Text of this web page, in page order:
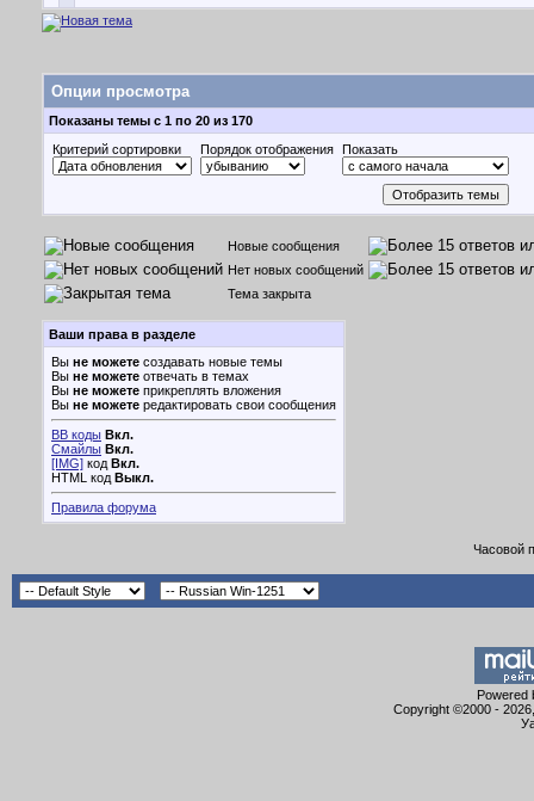
Опции просмотра
Показаны темы с 1 по 20 из 170
Критерий сортировки
Порядок отображения Показать
Новые сообщения
Нет новых сообщений
Тема закрыта
Ваши права в разделе
Вы не можете создавать новые темы
Вы не можете отвечать в темах
Вы не можете прикреплять вложения
Вы не можете редактировать свои сообщения
BB коды Вкл.
Смайлы Вкл.
[IMG] код Вкл.
HTML код Выкл.
Правила форума
Часовой
Powered
Copyright ©2000 -